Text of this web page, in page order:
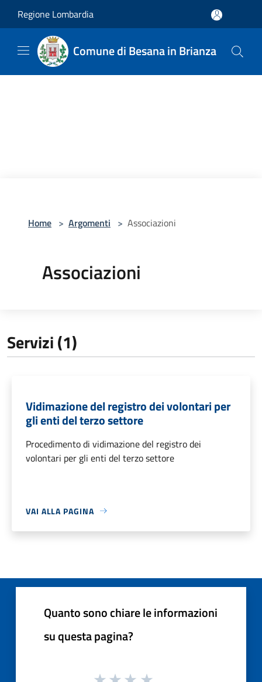
Regione Lombardia
Comune di Besana in Brianza
Home > Argomenti > Associazioni
Associazioni
Servizi (1)
Vidimazione del registro dei volontari per
gli enti del terzo settore
Procedimento di vidimazione del registro dei
volontari per gli enti del terzo settore
VAI ALLA PAGINA
Quanto sono chiare le informazioni
su questa pagina?